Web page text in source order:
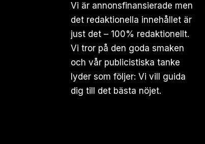
Vi är annonsfinansierade men
det redaktionella innehållet är
just det – 100% redaktionellt.
Vi tror på den goda smaken
och vår publicistiska tanke
lyder som följer: Vi vill guida
dig till det bästa nöjet.